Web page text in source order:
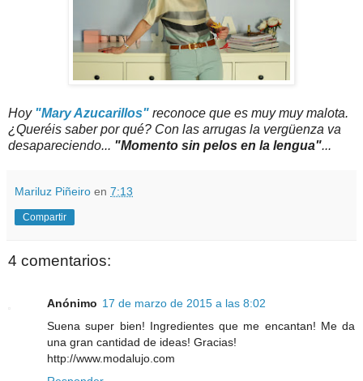
Hoy "Mary Azucarillos" reconoce que es muy muy malota.
¿Queréis saber por qué? Con las arrugas la vergüenza va
desapareciendo... "Momento sin pelos en la lengua"...
Mariluz Piñeiro en 7:13
Compartir
4 comentarios:
Anónimo 17 de marzo de 2015 a las 8:02
Suena super bien! Ingredientes que me encantan! Me da
una gran cantidad de ideas! Gracias!
http://www.modalujo.com